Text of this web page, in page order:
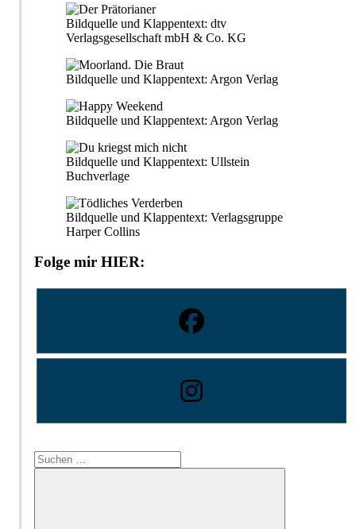
Bildquelle und Klappentext: dtv
Verlagsgesellschaft mbH & Co. KG
Bildquelle und Klappentext: Argon Verlag
Bildquelle und Klappentext: Argon Verlag
Bildquelle und Klappentext: Ullstein
Buchverlage
Bildquelle und Klappentext: Verlagsgruppe
Harper Collins
Folge mir HIER:
Suchen
nach: